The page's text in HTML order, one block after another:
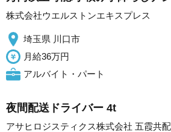
株式会社ウエルストンエキスプレス
埼玉県 川口市
月給36万円
アルバイト・パート
夜間配送ドライバー 4t
アサヒロジスティクス株式会社 五霞共